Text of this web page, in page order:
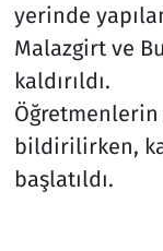
yerinde
Malazgirt ve
kaldırıldı.
Öğretmenlerin
bildirilirken,
başlatıldı.